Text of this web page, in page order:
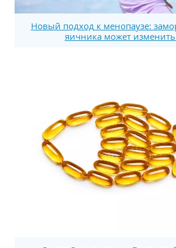
Новый подход к менопаузе:
яичника может изменить